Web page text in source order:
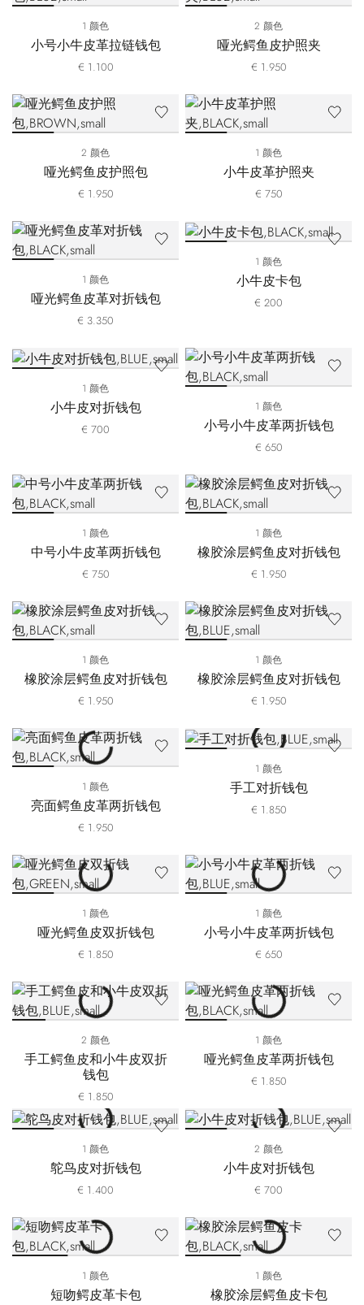
1 颜色
小号小牛皮革拉链钱包
€ 1.100
2 颜色
哑光鳄鱼皮护照夹
€ 1.950
2 颜色
哑光鳄鱼皮护照包
€ 1.950
1 颜色
小牛皮革护照夹
€ 750
1 颜色
哑光鳄鱼皮革对折钱包
€ 3.350
1 颜色
小牛皮卡包
€ 200
1 颜色
小牛皮对折钱包
€ 700
1 颜色
小号小牛皮革两折钱包
€ 650
1 颜色
中号小牛皮革两折钱包
€ 750
1 颜色
橡胶涂层鳄鱼皮对折钱包
€ 1.950
1 颜色
橡胶涂层鳄鱼皮对折钱包
€ 1.950
1 颜色
橡胶涂层鳄鱼皮对折钱包
€ 1.950
1 颜色
亮面鳄鱼皮革两折钱包
€ 1.950
1 颜色
手工对折钱包
€ 1.850
1 颜色
哑光鳄鱼皮双折钱包
€ 1.850
1 颜色
小号小牛皮革两折钱包
€ 650
2 颜色
手工鳄鱼皮和小牛皮双折
钱包
€ 1.850
1 颜色
哑光鳄鱼皮革两折钱包
€ 1.850
1 颜色
鸵鸟皮对折钱包
€ 1.400
2 颜色
小牛皮对折钱包
€ 700
1 颜色
短吻鳄皮革卡包
1 颜色
橡胶涂层鳄鱼皮卡包